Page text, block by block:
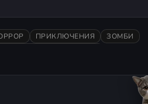
ПРИКЛЮЧЕНИЯ
ЗОМБИ
РЕИГРАБЕЛЬНОСТЬ